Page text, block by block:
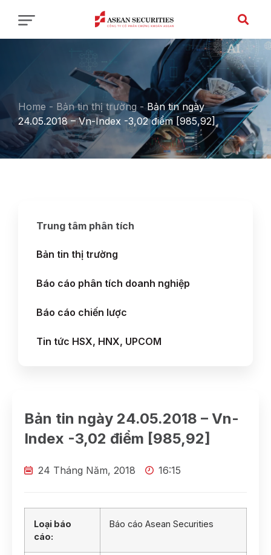
Home - Bản tin thị trường -Bản tin ngày
24.05.2018 – Vn-Index -3,02 điểm [985,92]
Trung tâm phân tích
Bản tin thị trường
Báo cáo phân tích doanh nghiệp
Báo cáo chiến lược
Tin tức HSX, HNX, UPCOM
Bản tin ngày 24.05.2018 – Vn-
Index -3,02 điểm [985,92]
24 Tháng Năm, 2018 16:15
Loại báo
cáo:
Báo cáo Asean Securities